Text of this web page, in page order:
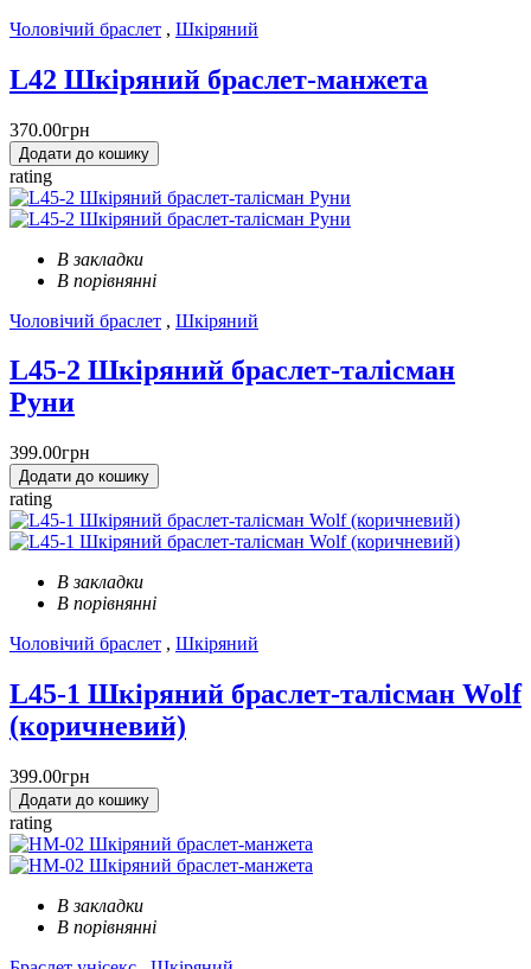
Чоловічий браслет , Шкіряний
L42 Шкіряний браслет-манжета
370.00грн
Додати до кошику
rating
В закладки
В порівнянні
Чоловічий браслет , Шкіряний
L45-2 Шкіряний браслет-талісман
Руни
399.00грн
Додати до кошику
rating
В закладки
В порівнянні
Чоловічий браслет , Шкіряний
L45-1 Шкіряний браслет-талісман Wolf
(коричневий)
399.00грн
Додати до кошику
rating
В закладки
В порівнянні